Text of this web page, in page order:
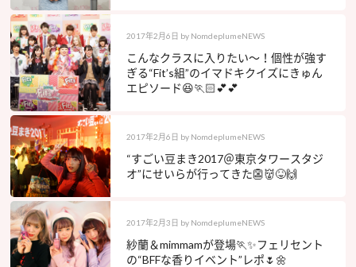
2017年2月6日 by NomdeplumeNEWS
こんなクラスに入りたい〜！個性が強す
ぎる“Fit’s組”のイマドキクイズにきゅん
エピソード😆🏃🏻💕💕
2017年2月6日 by NomdeplumeNEWS
“すごい豆まき2017＠東京タワースタジ
オ”にせいらが行ってきた👺👹😝🙌
2017年2月3日 by NomdeplumeNEWS
紗蘭＆mimmamが登場🏃✨フェリセント
の“BFFな香りイベント”レポ🌷🌼